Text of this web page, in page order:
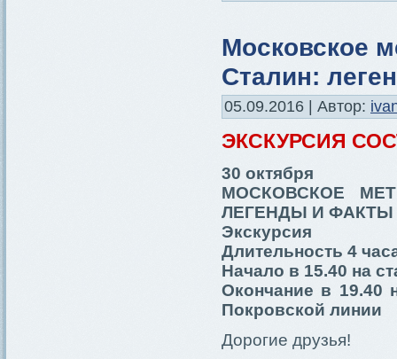
Московское
Сталин:
05.09.2016 | Автор:
ЭКСКУРСИЯ
30 октября
МОСКОВСКОЕ
ЛЕГЕНДЫ И ФАКТЫ
Экскурсия
Длительность 4
Начало в 15.40 на
Окончание в 19.40
Покровской линии
Дорогие друзья!